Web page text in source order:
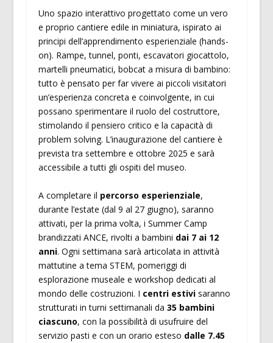
Uno spazio interattivo progettato come un vero
e proprio cantiere edile in miniatura, ispirato ai
principi dell’apprendimento esperienziale (hands-
on). Rampe, tunnel, ponti, escavatori giocattolo,
martelli pneumatici, bobcat a misura di bambino:
tutto è pensato per far vivere ai piccoli visitatori
un’esperienza concreta e coinvolgente, in cui
possano sperimentare il ruolo del costruttore,
stimolando il pensiero critico e la capacità di
problem solving. L’inaugurazione del cantiere è
prevista tra settembre e ottobre 2025 e sarà
accessibile a tutti gli ospiti del museo.
A completare il percorso esperienziale,
durante l’estate (dal 9 al 27 giugno), saranno
attivati, per la prima volta, i Summer Camp
brandizzati ANCE, rivolti a bambini dai 7 ai 12
anni. Ogni settimana sarà articolata in attività
mattutine a tema STEM, pomeriggi di
esplorazione museale e workshop dedicati al
mondo delle costruzioni. I centri estivisaranno
strutturati in turni settimanali da 35 bambini
ciascuno, con la possibilità di usufruire del
servizio pasti e con un orario esteso dalle 7.45